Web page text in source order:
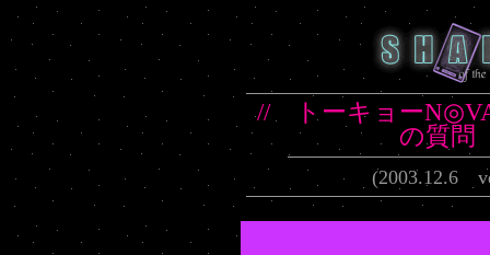
// トーキョー
の質
(2003.12.6